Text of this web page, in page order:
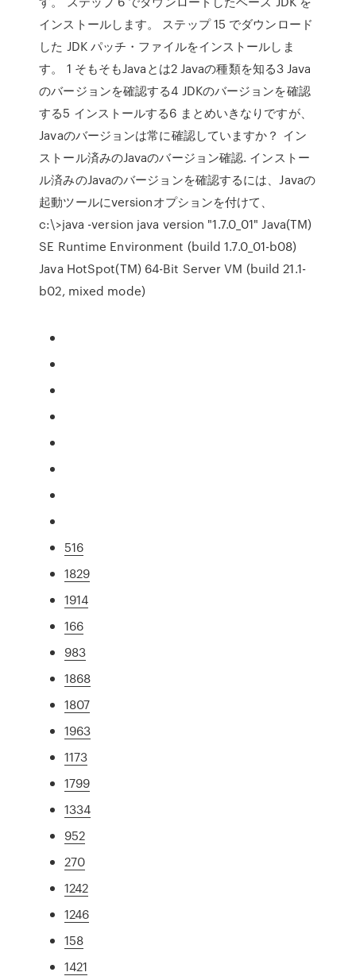
インストールします。 ステップ 15 でダウンロード
した JDK パッチ・ファイルをインストールしま
す。 1 そもそもJavaとは2 Javaの種類を知る3 Java
のバージョンを確認する4 JDKのバージョンを確認
する5 インストールする6 まとめいきなりですが、
Javaのバージョンは常に確認していますか？ イン
ストール済みのJavaのバージョン確認. インストー
ル済みのJavaのバージョンを確認するには、Javaの
起動ツールにversionオプションを付けて、
c:\>java -version java version "1.7.0_01" Java(TM)
SE Runtime Environment (build 1.7.0_01-b08)
Java HotSpot(TM) 64-Bit Server VM (build 21.1-
b02, mixed mode)
516
1829
1914
166
983
1868
1807
1963
1173
1799
1334
952
270
1242
1246
158
1421